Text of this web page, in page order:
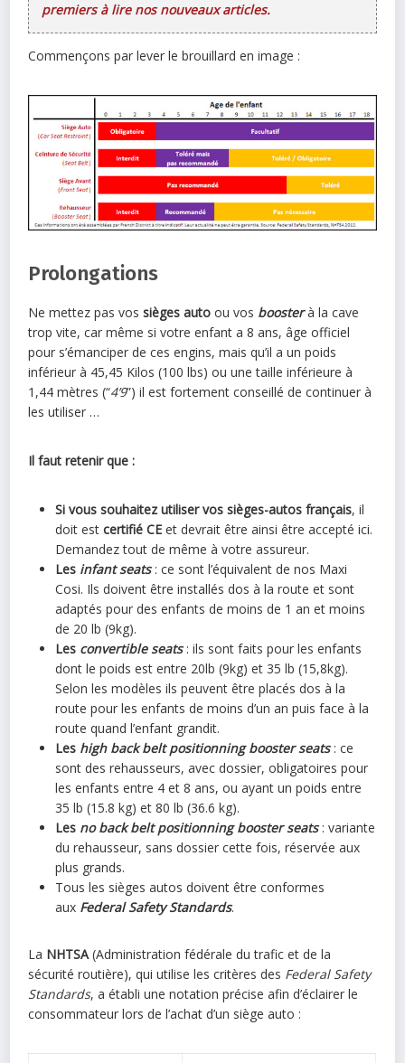
premiers à lire nos nouveaux articles.
Commençons par lever le brouillard en image :
Prolongations
Ne mettez pas vossièges auto ou vos boosterà la cave
trop vite, car même si votre enfant a 8 ans, âge officiel
pour s’émanciper de ces engins, mais qu’il a un poids
inférieur à 45,45 Kilos (100 lbs) ou une taille inférieure à
1,44 mètres (“4’9”) il est fortement conseillé de continuer à
les utiliser …
Il faut retenir que :
Si vous souhaitez utiliser vos sièges-autos français, il
doit estcertifié CE et devrait être ainsi être accepté ici.
Demandez tout de même à votre assureur.
Les infant seats: ce sont l’équivalent de nos Maxi
Cosi. Ils doivent être installés dos à la route et sont
adaptés pour des enfants de moins de 1 an et moins
de 20 lb (9kg).
Les convertible seats: ils sont faits pour les enfants
dont le poids est entre 20lb (9kg) et 35 lb (15,8kg).
Selon les modèles ils peuvent être placés dos à la
route pour les enfants de moins d’un an puis face à la
route quand l’enfant grandit.
Les high back belt positionning booster seats: ce
sont des rehausseurs, avec dossier, obligatoires pour
les enfants entre 4 et 8 ans, ou ayant un poids entre
35 lb (15.8 kg) et 80 lb (36.6 kg).
Les no back belt positionning booster seats: variante
du rehausseur, sans dossier cette fois, réservée aux
plus grands.
Tous les sièges autos doivent être conformes
aux Federal Safety Standards.
La NHTSA(Administration fédérale du trafic et de la
sécurité routière), qui utilise les critères des Federal Safety
Standards, a établi une notation précise afin d’éclairer le
consommateur lors de l’achat d’un siège auto :